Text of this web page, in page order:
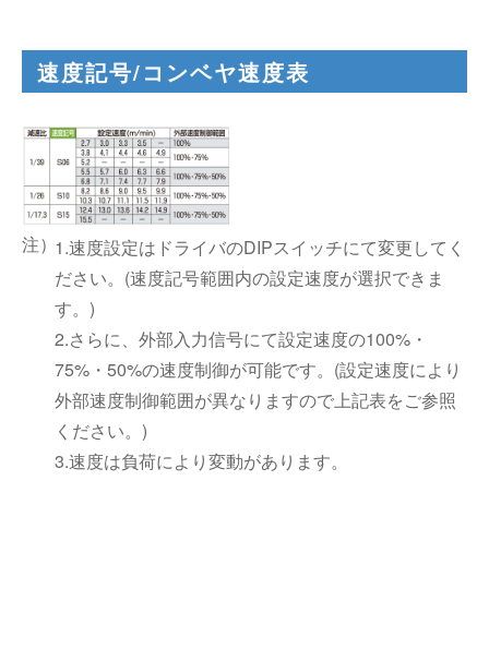
速度記号/コンベヤ速度表
1.速度設定はドライバのDIPスイッチにて変更してく
ださい。(速度記号範囲内の設定速度が選択できま
す。)
2.さらに、外部入力信号にて設定速度の100%・
75%・50%の速度制御が可能です。(設定速度により
外部速度制御範囲が異なりますので上記表をご参照
ください。)
3.速度は負荷により変動があります。